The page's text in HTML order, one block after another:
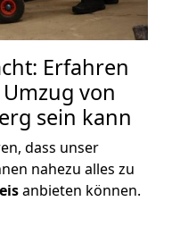
Erfahren
von
sein kann
dass unser
nahezu alles zu
anbieten können.